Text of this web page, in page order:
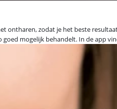
zodat je het beste
mogelijk behandelt. In de app